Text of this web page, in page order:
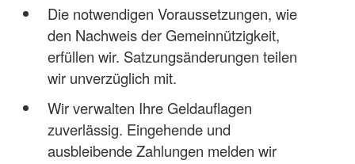
Die notwendigen Voraussetzungen, wie
den Nachweis der Gemeinnützigkeit,
erfüllen wir. Satzungsänderungen teilen
wir unverzüglich mit.
Wir verwalten Ihre Geldauflagen
zuverlässig. Eingehende und
ausbleibende Zahlungen melden wir